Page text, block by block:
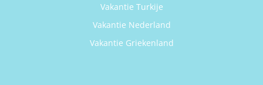
Vakantie Turkije
Vakantie Nederland
Vakantie Griekenland